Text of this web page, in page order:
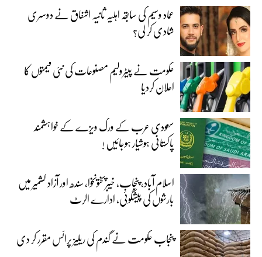
عماد وسیم کی سابقہ اہلیہ ثانیہ اشفاق نے دوسری
شادی کر لی؟
حکومت نے پیٹرولیم مصنوعات کی نئی قیمتوں کا
اعلان کردیا
سعودی عرب کے ورک ویزے کے خواہشمند
پاکستانی ہوشیار ہوجائیں !
اسلام آباد، پنجاب، خیبرپختونخوا، سندھ اور آزاد کشمیر میں
بارشوں کی پیشگوئی، ادارے الرٹ
پنجاب حکومت نے گندم کی ریلیز پرائس مقرر کر دی‎